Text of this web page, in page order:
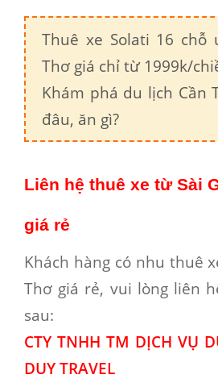
Thuê xe Solati 16 chỗ
Thơ giá chỉ từ 1999k/
Khám phá du lịch Cần
đâu, ăn gì?
Liên hệ thuê xe từ Sài
giá rẻ
Khách hàng có nhu thuê
Thơ giá rẻ, vui lòng liên
sau:
CTY TNHH TM DỊCH VỤ
DUY TRAVEL